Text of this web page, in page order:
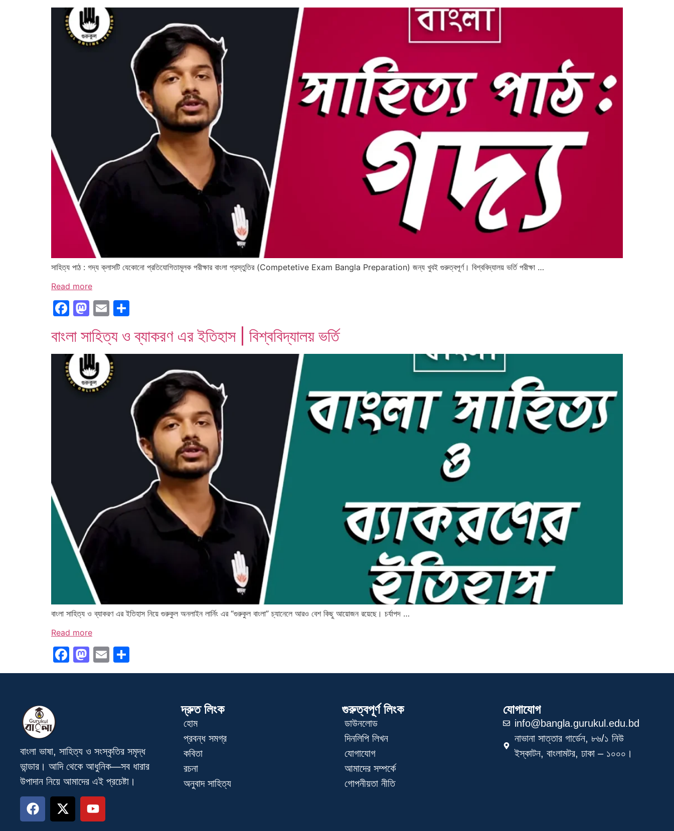
সাহিত্য পাঠ : গদ্য ক্লাসটি যেকোনো প্রতিযোগিতামূলক পরীক্ষার বাংলা প্রস্তুতির (Competetive Exam Bangla Preparation) জন্য খুবই গুরুত্বপূর্ণ। বিশ্ববিদ্যালয় ভর্তি পরীক্ষা …
Read more
Facebook
Mastodon
Email
বাংলা সাহিত্য ও ব্যাকরণ এর ইতিহাস | বিশ্ববিদ্যালয় ভর্তি
বাংলা সাহিত্য ও ব্যাকরণ এর ইতিহাস নিয়ে গুরুকুল অনলাইন লার্নিং এর “গুরুকুল বাংলা” চ্যানেলে আরও বেশ কিছু আয়োজন রয়েছে। চর্যাপদ …
Read more
Facebook
Mastodon
Email
বাংলা ভাষা, সাহিত্য ও সংস্কৃতির সমৃদ্ধ
ভান্ডার। আদি থেকে আধুনিক—সব ধারার
উপাদান নিয়ে আমাদের এই প্রচেষ্টা।
দ্রুত লিংক
হোম
প্রবন্ধ সমগ্র
কবিতা
রচনা
অনুবাদ সাহিত্য
গুরুত্বপূর্ণ লিংক
ডাউনলোড
দিনলিপি লিখন
যোগাযোগ
আমাদের সম্পর্কে
গোপনীয়তা নীতি
যোগাযোগ
info@bangla.gurukul.edu.bd
নাভানা সাত্তার গার্ডেন, ৮৬/১ নিউ
ইস্কাটন, বাংলামটর, ঢাকা – ১০০০।